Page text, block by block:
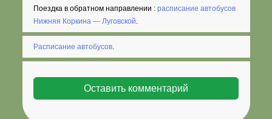
Поездка в обратном направлении :расписание автобусов
Нижняя Коркина — Луговской
Расписание автобусов